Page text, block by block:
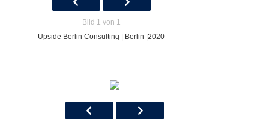
Bild 1 von 1
Upside Berlin Consulting | Berlin |2020